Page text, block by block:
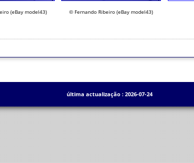
(eBay model43) © Fernando Ribeiro (eBay model43)
última actualização : 2026-07-24